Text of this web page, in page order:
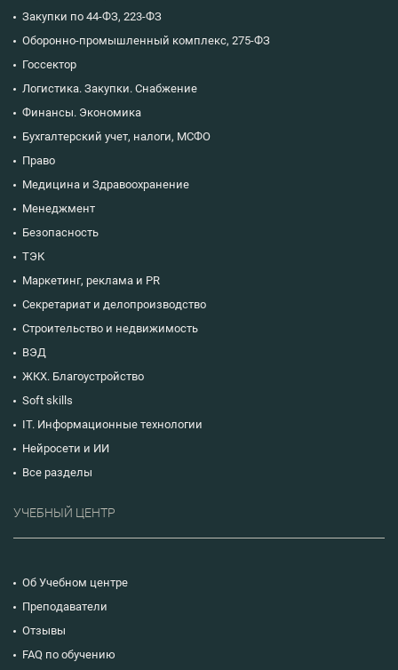
Закупки по 44-ФЗ, 223-ФЗ
Оборонно-промышленный комплекс, 275-ФЗ
Госсектор
Логистика. Закупки. Снабжение
Финансы. Экономика
Бухгалтерский учет, налоги, МСФО
Право
Медицина и Здравоохранение
Менеджмент
Безопасность
ТЭК
Маркетинг, реклама и PR
Секретариат и делопроизводство
Строительство и недвижимость
ВЭД
ЖКХ. Благоустройство
Soft skills
IT. Информационные технологии
Нейросети и ИИ
Все разделы
УЧЕБНЫЙ ЦЕНТР
Об Учебном центре
Преподаватели
Отзывы
FAQ по обучению